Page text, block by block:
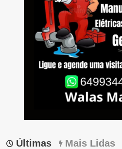
Últimas Mais Lidas